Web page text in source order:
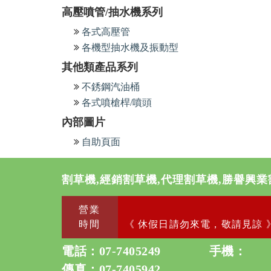
高壓噴管/抽水機系列
各式高壓管
各機型抽水機及振動型
其他類產品系列
不銹鋼汽油桶
各式噴槍桿/噴頭
內部圖片
自助頁面
割草機,經銷割草機,代理割草機,勝譽興業
營業
時間
《 休假日請勿來電，敬請見諒 》
電話： 07-7405249
手機：